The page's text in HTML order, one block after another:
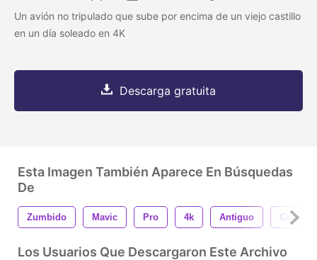
Un avión no tripulado que sube por encima de un viejo castillo
en un día soleado en 4K
Descarga gratuita
Esta Imagen También Aparece En Búsquedas
De
Zumbido Mavic Pro 4k Antiguo Castillo
Los Usuarios Que Descargaron Este Archivo